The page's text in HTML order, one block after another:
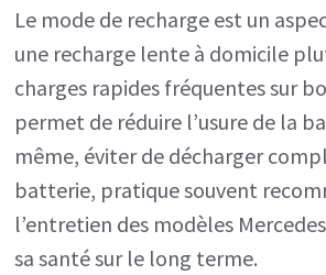
Le mode de recharge est un
une recharge lente à domicile
charges rapides fréquentes sur
permet de réduire l’usure de la
même, éviter de décharger
batterie, pratique souvent
l’entretien des modèles
sa santé sur le long terme.